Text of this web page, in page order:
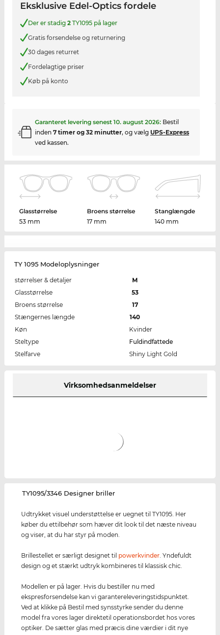
Eksklusive Edel-Optics fordele
Der er stadig 2TY1095 på lager
Gratis forsendelse og returnering
30 dages returret
Fordelagtige priser
Køb på konto
Garanteret levering senest 10. august 2026: Bestil
inden 7 timer og 32 minutter, og vælg UPS-Express
ved kassen.
Glasstørrelse
53 mm
Broens størrelse
17 mm
Stanglængde
140 mm
TY 1095 Modeloplysninger
størrelser & detaljer
M
Glasstørrelse
53
Broens størrelse
17
Stængernes længde
140
Køn
Kvinder
Steltype
Fuldindfattede
Stelfarve
Shiny Light Gold
Virksomhedsanmeldelser
‌TY1095/3346 Designer briller
Udtrykket visuel understøttelse er uegnet til TY1095. Her
køber du ettilbehør som hæver dit look til det næste niveau
og viser, at du har styr på moden.
Brillestellet er særligt designet til powerkvinder . Yndefuldt
design og et stærkt udtryk kombineres til klassisk chic.
Modellen er på lager. Hvis du bestiller nu med
ekspresforsendelse kan vi garantereleveringstidspunktet.
Ved at klikke på Bestil med synsstyrke sender du denne
model fra vores lager direktetil operationsbordet hos vores
optiker. De sætter glas med præcis dine værdier i dit nye